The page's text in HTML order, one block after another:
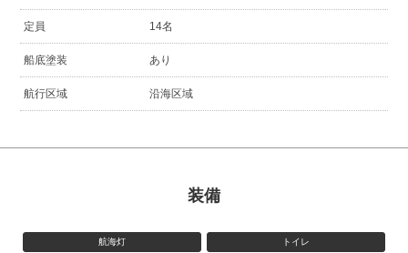
定員 14名
船底塗装 あり
航行区域 沿海区域
装備
航海灯 トイレ